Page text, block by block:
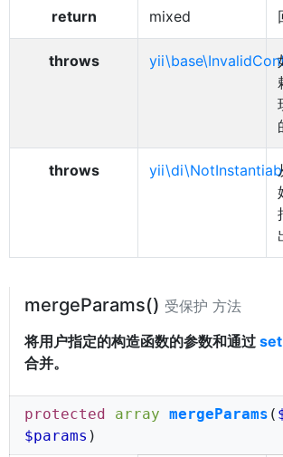
return mixed
throws
throws
mergeParams() 受保护 方法
将用户指定的构造函数的参数和通过
合并。
protected array mergeParams (
$params )